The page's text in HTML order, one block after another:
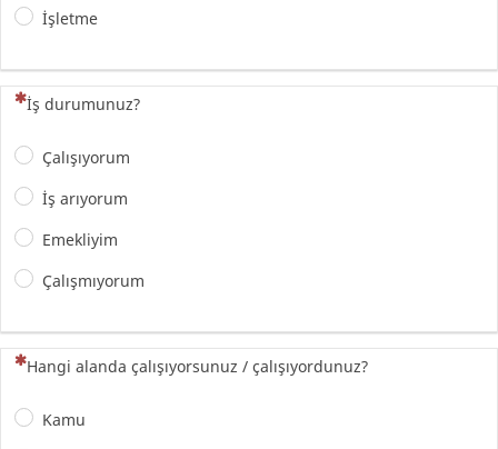
İşletme
(Bu sorunun yanıtlanması zorunludur)
İş durumunuz?
Çalışıyorum
İş arıyorum
Emekliyim
Çalışmıyorum
(Bu sorunun yanıtlanması zorunludur)
Hangi alanda çalışıyorsunuz / çalışıyordunuz?
Kamu